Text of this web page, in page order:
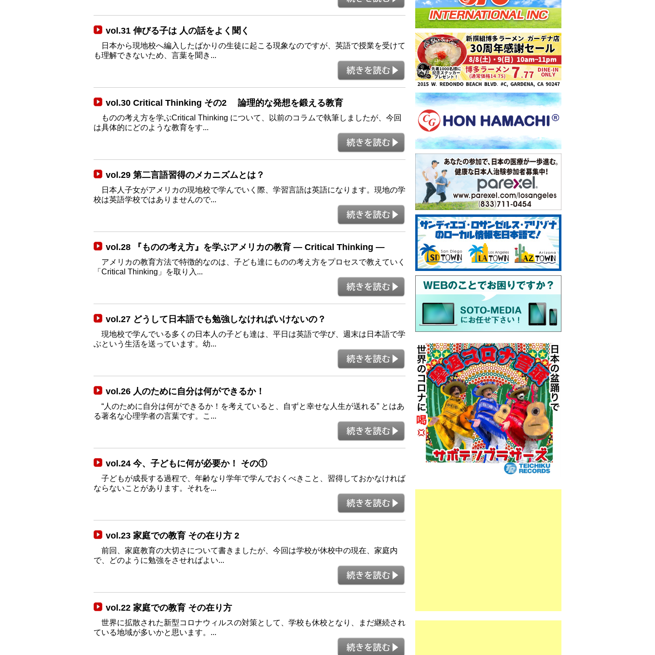
vol.31 伸びる子は 人の話をよく聞く
日本から現地校へ編入したばかりの生徒に起こる現象なのですが、英語で授業を受けて
も理解できないため、言葉を聞き...
vol.30 Critical Thinking その2 論理的な発想を鍛える教育
ものの考え方を学ぶCritical Thinking について、以前のコラムで執筆しましたが、今回
は具体的にどのような教育をす...
vol.29 第二言語習得のメカニズムとは？
日本人子女がアメリカの現地校で学んでいく際、学習言語は英語になります。現地の学
校は英語学校ではありませんので...
vol.28 『ものの考え方』を学ぶアメリカの教育 ― Critical Thinking ―
アメリカの教育方法で特徴的なのは、子ども達にものの考え方をプロセスで教えていく
「Critical Thinking」を取り入...
vol.27 どうして日本語でも勉強しなければいけないの？
現地校で学んでいる多くの日本人の子ども達は、平日は英語で学び、週末は日本語で学
ぶという生活を送っています。幼...
vol.26 人のために自分は何ができるか！
“人のために自分は何ができるか！を考えていると、自ずと幸せな人生が送れる” とはあ
る著名な心理学者の言葉です。こ...
vol.24 今、子どもに何が必要か！ その①
子どもが成長する過程で、年齢なり学年で学んでおくべきこと、習得しておかなければ
ならないことがあります。それを...
vol.23 家庭での教育 その在り方 2
前回、家庭教育の大切さについて書きましたが、今回は学校が休校中の現在、家庭内
で、どのように勉強をさせればよい...
vol.22 家庭での教育 その在り方
世界に拡散された新型コロナウィルスの対策として、学校も休校となり、まだ継続され
ている地域が多いかと思います。...